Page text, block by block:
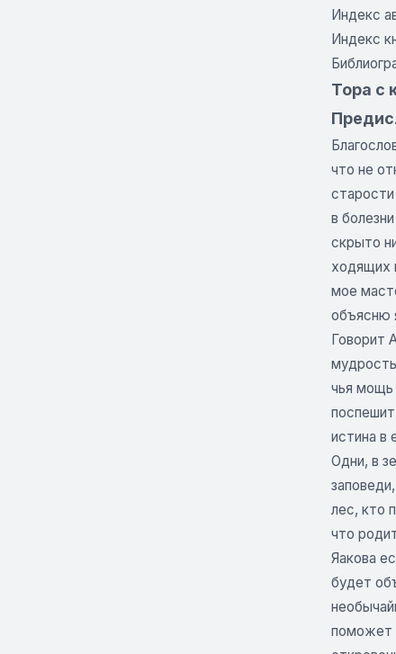
Индекс
Индекс
Тора с
что не
в
скрыто
ходящих
мое
объясню
Говорит
чья мощь
истина в
Одни, в
лес, кто
что
Яакова
будет
поможет